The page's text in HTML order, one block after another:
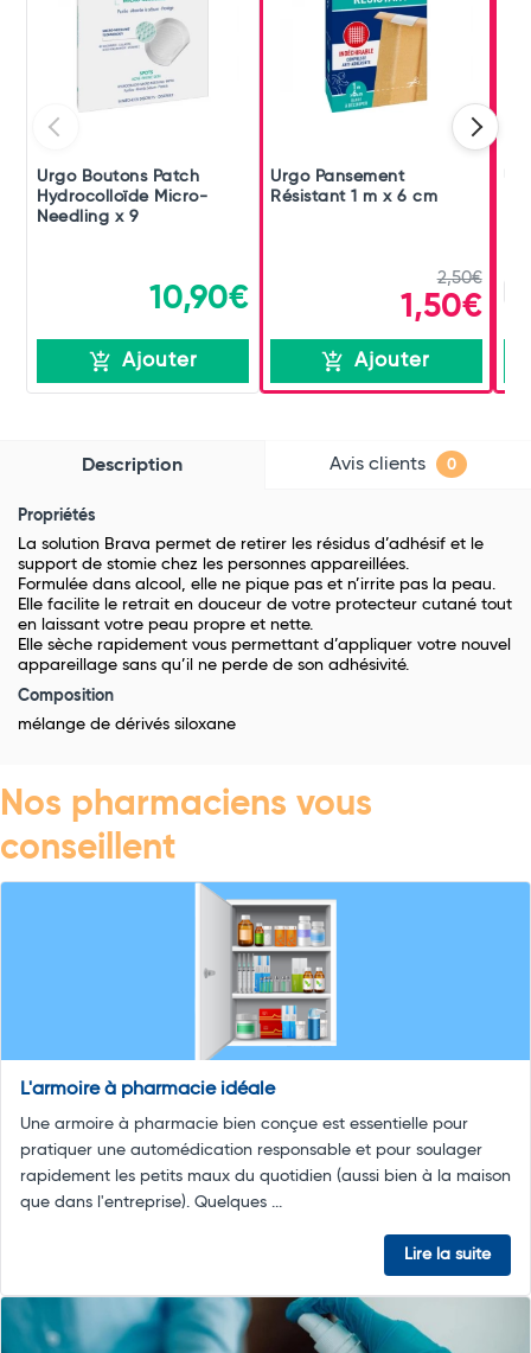
Urgo Boutons Patch
Hydrocolloïde Micro-
Needling x 9
10,90€
Ajouter
Urgo Pansement
Résistant 1 m x 6 cm
2,50€
1,50€
Ajouter
Description Avis clients 0
Propriétés
La solution Brava permet de retirer les résidus d’adhésif et le
support de stomie chez les personnes appareillées.
Formulée dans alcool, elle ne pique pas et n’irrite pas la peau.
Elle facilite le retrait en douceur de votre protecteur cutané tout
en laissant votre peau propre et nette.
Elle sèche rapidement vous permettant d’appliquer votre nouvel
appareillage sans qu’il ne perde de son adhésivité.
Composition
mélange de dérivés siloxane
Nos pharmaciens vous
conseillent
L'armoire à pharmacie idéale
Une armoire à pharmacie bien conçue est essentielle pour
pratiquer une automédication responsable et pour soulager
rapidement les petits maux du quotidien (aussi bien à la maison
que dans l'entreprise). Quelques ...
Lire la suite